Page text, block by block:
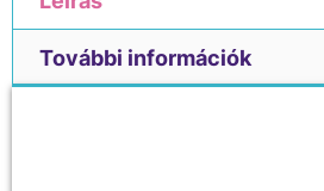
További információk